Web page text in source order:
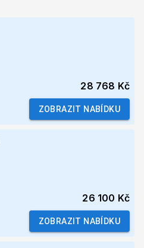
28 768 Kč
ZOBRAZIT NABÍDKU
26 100 Kč
ZOBRAZIT NABÍDKU